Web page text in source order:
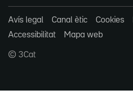
Avís legal Canal ètic Cookies
Accessibilitat
Mapa web
© 3Cat